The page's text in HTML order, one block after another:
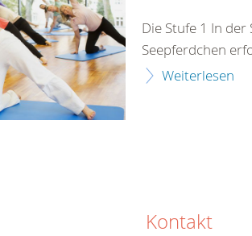
Die Stufe 1 In
Seepferdchen
Weiterlesen
Kontakt